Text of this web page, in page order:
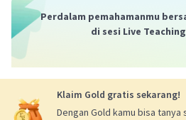
Perdalam pemahamanmu
di sesi Live
Klaim Gold gratis sekarang!
Dengan Gold kamu bisa tanya